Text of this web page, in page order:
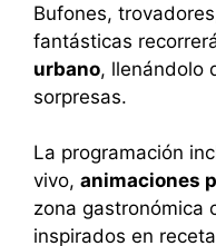
Bufones,
fantásticas
urbano, llenándolo
sorpresas.
La programación
vivo, animaciones
zona gastronómica
inspirados en